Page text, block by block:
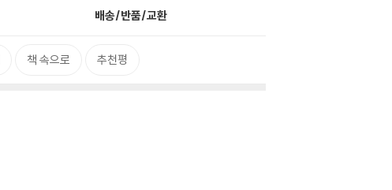
배송/반품/교환
책 속으로 추천평